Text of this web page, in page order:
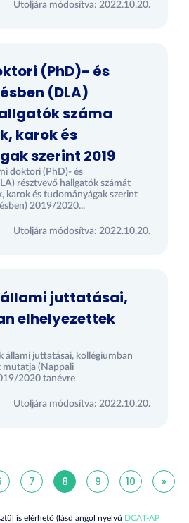
Utoljára módosítva: 2022.10.20.
(PhD)- és
(DLA)
száma
karok és
szerint 2019
doktori (PhD)- és
résztvevő hallgatók számát
karok és tudományágak szerint
2019/2020...
Utoljára módosítva: 2022.10.20.
juttatásai,
elhelyezettek
állami juttatásai, kollégiumban
mutatja (Nappali
2020 tanévre
Utoljára módosítva: 2022.10.20.
7 8 9 10 »
is elérhető (lásd angol nyelvű DCAT-AP